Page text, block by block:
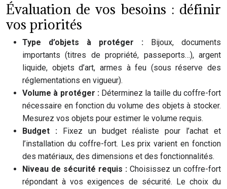
Évaluation de vos besoins : définir
vos priorités
Type d’objets à protéger : Bijoux, documents
importants (titres de propriété, passeports…), argent
liquide, objets d’art, armes à feu (sous réserve des
réglementations en vigueur).
Volume à protéger : Déterminez la taille du coffre-fort
nécessaire en fonction du volume des objets à stocker.
Mesurez vos objets pour estimer le volume requis.
Budget : Fixez un budget réaliste pour l’achat et
l’installation du coffre-fort. Les prix varient en fonction
des matériaux, des dimensions et des fonctionnalités.
Niveau de sécurité requis : Choisissez un coffre-fort
répondant à vos exigences de sécurité. Le choix du